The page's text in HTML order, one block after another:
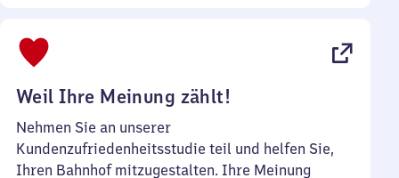
Weil Ihre Meinung zählt!
Nehmen Sie an unserer
Kundenzufriedenheitsstudie teil und helfen Sie,
Ihren Bahnhof mitzugestalten. Ihre Meinung